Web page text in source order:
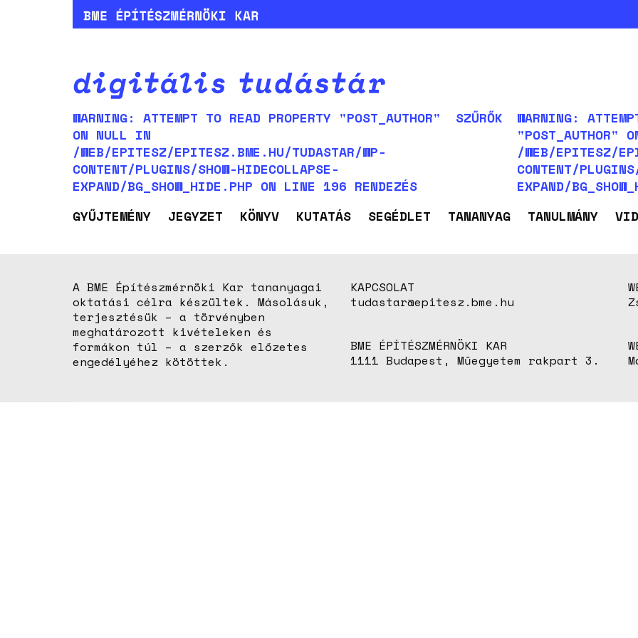
WARNING: ATTEMPT TO READ PROPERTY "POST_AUTHOR"
ON NULL IN
/WEB/EPITESZ/EPITESZ.BME.HU/TUDASTAR/WP-
CONTENT/PLUGINS/SHOW-HIDECOLLAPSE-
EXPAND/BG_SHOW_HIDE.PHP ON LINE 196 RENDEZÉS
SZŰRŐK
WARNING:
"POST_AUTHOR"
/WEB/EPITESZ/
CONTENT/
EXPAND/
GYŰJTEMÉNY
JEGYZET KÖNYV KUTATÁS SEGÉDLET TANANYAG TANULMÁNY
A BME Építészmérnöki Kar tananyagai
oktatási célra készültek. Másolásuk,
terjesztésük – a törvényben
meghatározott kivételeken és
formákon túl – a szerzők előzetes
engedélyéhez kötöttek.
KAPCSOLAT
tudastar@epitesz.bme.hu
BME ÉPÍTÉSZMÉRNÖKI KAR
1111 Budapest, Műegyetem rakpart 3.